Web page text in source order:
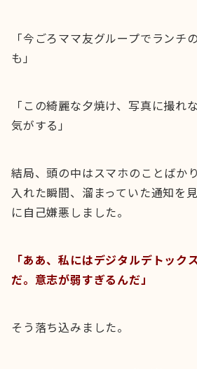
「今ごろママ友グループでランチ
も」
「この綺麗な夕焼け、写真に撮れ
気がする」
結局、頭の中はスマホのことばか
入れた瞬間、溜まっていた通知を
に自己嫌悪しました。
「ああ、私にはデジタルデトック
だ。意志が弱すぎるんだ」
そう落ち込みました。